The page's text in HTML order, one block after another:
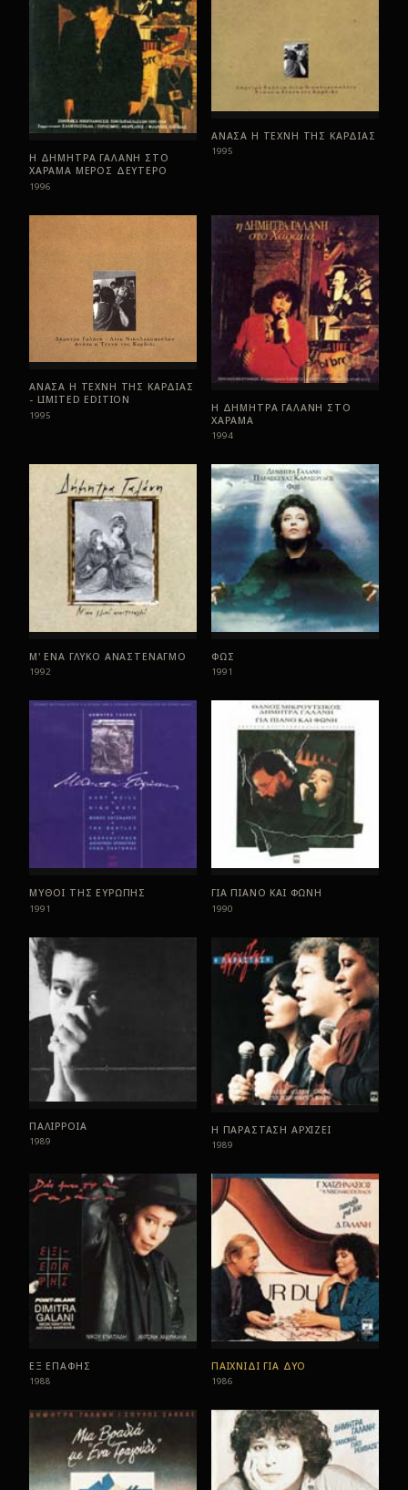
Η ΔΗΜΗΤΡΑ ΓΑΛΑΝΗ ΣΤΟ
ΧΑΡΑΜΑ ΜΕΡΟΣ ΔΕΥΤΕΡΟ
1996
ΑΝΑΣΑ Η ΤΕΧΝΗ ΤΗΣ ΚΑΡΔΙΑΣ
1995
ΑΝΑΣΑ Η ΤΕΧΝΗ ΤΗΣ ΚΑΡΔΙΑΣ
- LIMITED EDITION
1995
Η ΔΗΜΗΤΡΑ ΓΑΛΑΝΗ ΣΤΟ
ΧΑΡΑΜΑ
1994
Μ' ΕΝΑ ΓΛΥΚΟ ΑΝΑΣΤΕΝΑΓΜΟ
1992
ΦΩΣ
1991
ΜΥΘΟΙ ΤΗΣ ΕΥΡΩΠΗΣ
1991
ΓΙΑ ΠΙΑΝΟ ΚΑΙ ΦΩΝΗ
1990
ΠΑΛΙΡΡΟΙΑ
1989
Η ΠΑΡΑΣΤΑΣΗ ΑΡΧΙΖΕΙ
1989
ΕΞ ΕΠΑΦΗΣ
1988
ΠΑΙΧΝΙΔΙ ΓΙΑ ΔΥΟ
1986